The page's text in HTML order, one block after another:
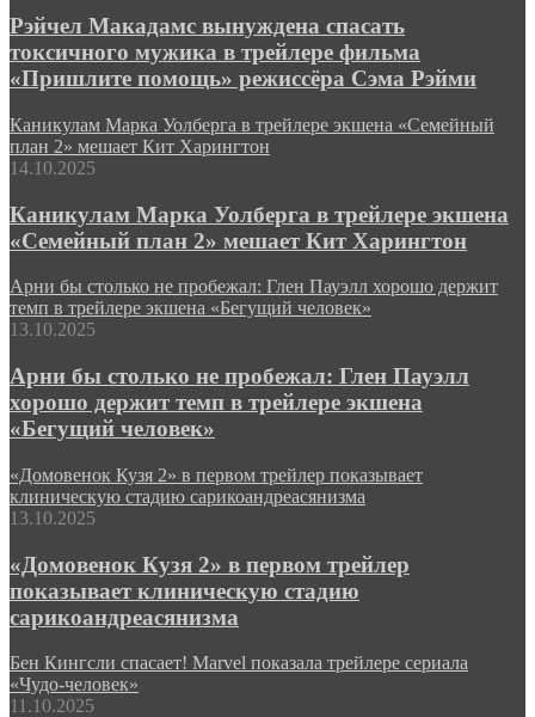
Рэйчел Макадамс вынуждена спасать
токсичного мужика в трейлере фильма
«Пришлите помощь» режиссёра Сэма Рэйми
Каникулам Марка Уолберга в трейлере экшена «Семейный
план 2» мешает Кит Харингтон
14.10.2025
Каникулам Марка Уолберга в трейлере экшена
«Семейный план 2» мешает Кит Харингтон
Арни бы столько не пробежал: Глен Пауэлл хорошо держит
темп в трейлере экшена «Бегущий человек»
13.10.2025
Арни бы столько не пробежал: Глен Пауэлл
хорошо держит темп в трейлере экшена
«Бегущий человек»
«Домовенок Кузя 2» в первом трейлер показывает
клиническую стадию сарикоандреасянизма
13.10.2025
«Домовенок Кузя 2» в первом трейлер
показывает клиническую стадию
сарикоандреасянизма
Бен Кингсли спасает! Marvel показала трейлере сериала
«Чудо-человек»
11.10.2025